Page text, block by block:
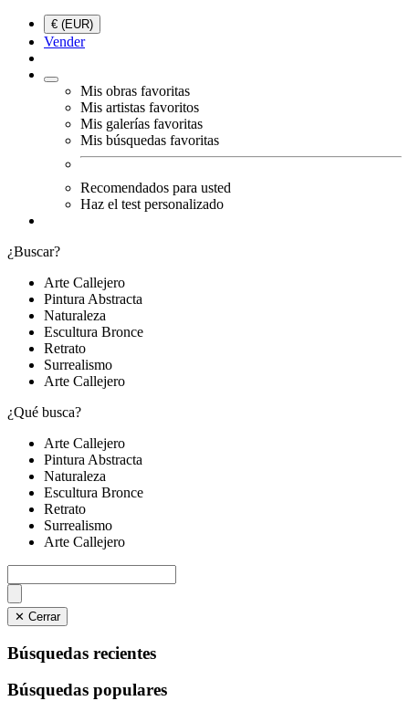
€ (EUR)
Vender
Mis obras favoritas
Mis artistas favoritos
Mis galerías favoritas
Mis búsquedas favoritas
Recomendados para usted
Haz el test personalizado
¿Buscar?
Arte Callejero
Pintura Abstracta
Naturaleza
Escultura Bronce
Retrato
Surrealismo
Arte Callejero
¿Qué busca?
Arte Callejero
Pintura Abstracta
Naturaleza
Escultura Bronce
Retrato
Surrealismo
Arte Callejero
✕ Cerrar
Búsquedas recientes
Búsquedas populares